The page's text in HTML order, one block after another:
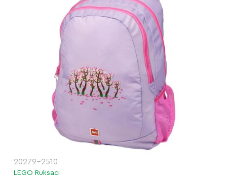
20279-2510
LEGO Ruksaci